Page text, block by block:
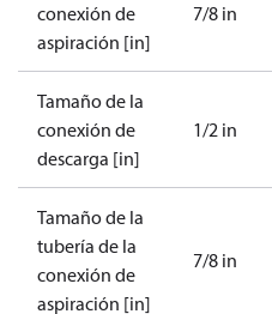
conexión de
aspiración [in]
7/8 in
Tamaño de la
conexión de
descarga [in]
1/2 in
Tamaño de la
tubería de la
conexión de
aspiración [in]
7/8 in